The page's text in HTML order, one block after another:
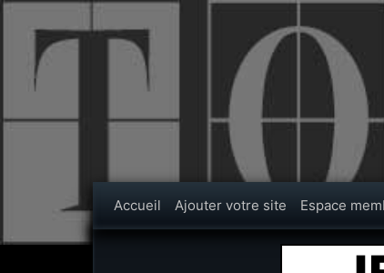
Accueil Ajouter votre site Espace